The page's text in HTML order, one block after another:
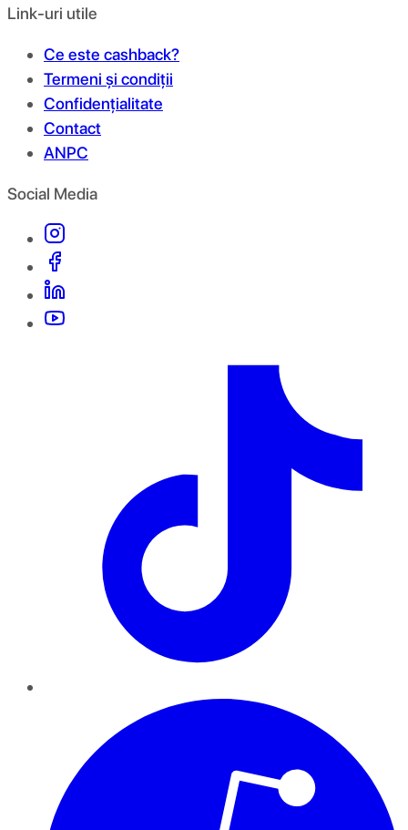
Link-uri utile
Ce este cashback?
Termeni și condiții
Confidențialitate
Contact
ANPC
Social Media